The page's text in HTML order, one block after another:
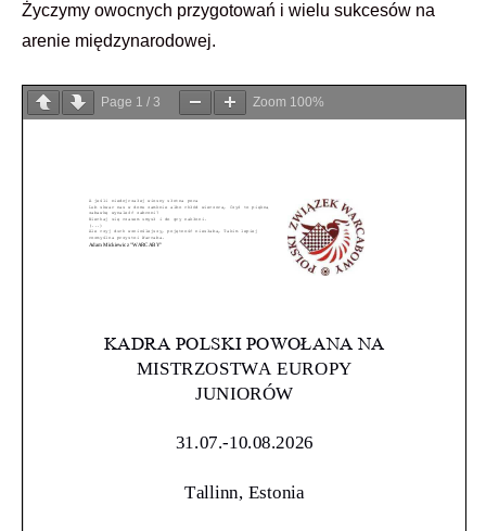
Życzymy owocnych przygotowań i wielu sukcesów na
arenie międzynarodowej.
Page 1 / 3 Zoom 100%